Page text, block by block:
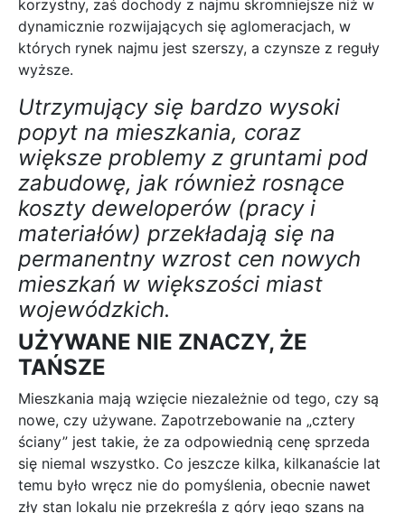
korzystny, zaś dochody z najmu skromniejsze niż w
dynamicznie rozwijających się aglomeracjach, w
których rynek najmu jest szerszy, a czynsze z reguły
wyższe.
Utrzymujący się bardzo wysoki
popyt na mieszkania, coraz
większe problemy z gruntami pod
zabudowę, jak również rosnące
koszty deweloperów (pracy i
materiałów) przekładają się na
permanentny wzrost cen nowych
mieszkań w większości miast
wojewódzkich.
UŻYWANE NIE ZNACZY, ŻE
TAŃSZE
Mieszkania mają wzięcie niezależnie od tego, czy są
nowe, czy używane. Zapotrzebowanie na „cztery
ściany” jest takie, że za odpowiednią cenę sprzeda
się niemal wszystko. Co jeszcze kilka, kilkanaście lat
temu było wręcz nie do pomyślenia, obecnie nawet
zły stan lokalu nie przekreśla z góry jego szans na